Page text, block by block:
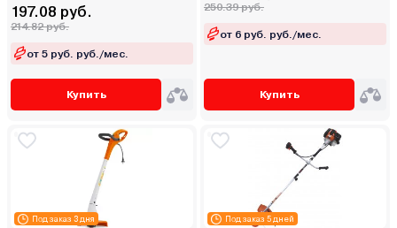
197.08 руб.
214.82 руб.
от 5 руб. руб./мес.
Купить
250.39 руб.
от 6 руб. руб./мес.
Купить
Под заказ 3 дня Под заказ 5 дней